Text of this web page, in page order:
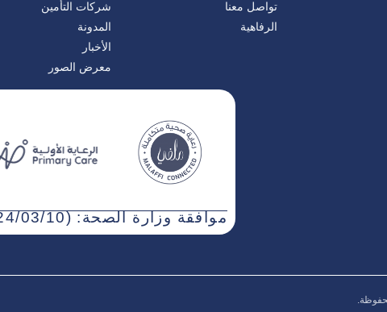
تواصل معنا
الرفاهية
شركات التأمين
المدونة
الأخبار
معرض الصور
موافقة وزارة الصحة: WN3NJ5AT-030323 (2024/03/10)